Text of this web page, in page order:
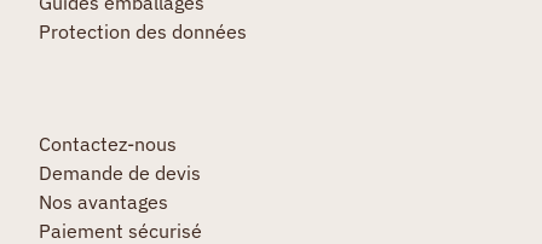
Protection des données
Contactez-nous
Demande de devis
Nos avantages
Paiement sécurisé